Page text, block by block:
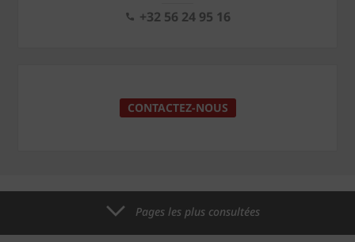
+32 56 24 95 16
CONTACTEZ-NOUS
Pages les plus consultées